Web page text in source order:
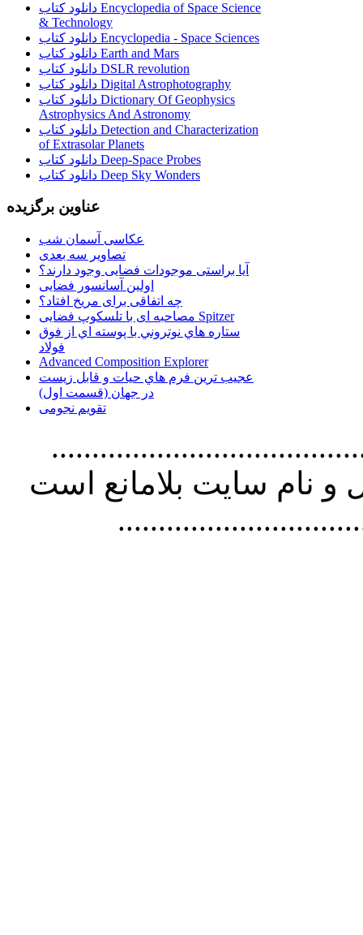
دانلود کتاب Encyclopedia of Space Science
& Technology
دانلود کتاب Encyclopedia - Space Sciences
دانلود کتاب Earth and Mars
دانلود کتاب DSLR revolution
دانلود کتاب Digital Astrophotography
دانلود کتاب Dictionary Of Geophysics
Astrophysics And Astronomy
دانلود کتاب Detection and Characterization
of Extrasolar Planets
دانلود کتاب Deep-Space Probes
دانلود کتاب Deep Sky Wonders
عناوین برگزیده
عکاسی آسمان شب
تصاویر سه بعدی
آیا براستی موجودات فضایی وجود دارند؟
اولین آسانسور فضایی
چه اتفاقی برای مریخ افتاد؟
مصاحبه ای با تلسکوپ فضایی Spitzer
ستاره هاي نوتروني با پوسته اي از فوق
فولاد
Advanced Composition Explorer
عجیب ترین فرم هاي حيات و قابل زيست
در جهان (قسمت اول)
تقویم نجومی
استفاده از
نام سايت بلامانع است